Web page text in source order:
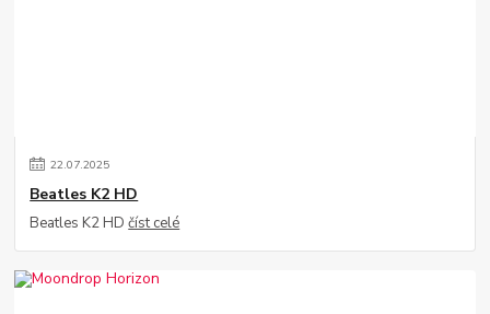
22.07.2025
Beatles K2 HD
Beatles K2 HDčíst celé